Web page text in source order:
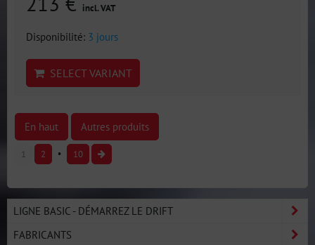
incl. VAT
Disponibilité: 3 jours
SELECT VARIANT
En haut Autres produits
1 2 10
LIGNE BASIC - DÉMARREZ LE DRIFT
FABRICANTS